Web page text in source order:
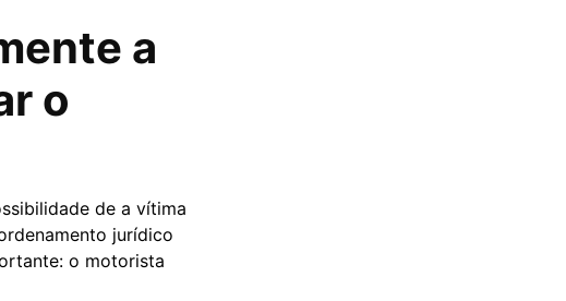
a
o
de a vítima
jurídico
o motorista